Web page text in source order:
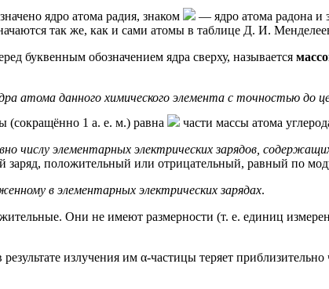
ядро атома радия, знаком — ядро атома радона и
так же, как и сами атомы в таблице Д. И.
буквенным обозначением ядра сверху, называется
атома данного химического элемента с точностью до
(сокращённо 1 а. е. м.) равна части массы атома
числу элементарных электрических зарядов,
заряд, положительный или отрицательный, равный по
в элементарных электрических зарядах.
Они не имеют размерности (т. е. единиц
излучения им α-частицы теряет